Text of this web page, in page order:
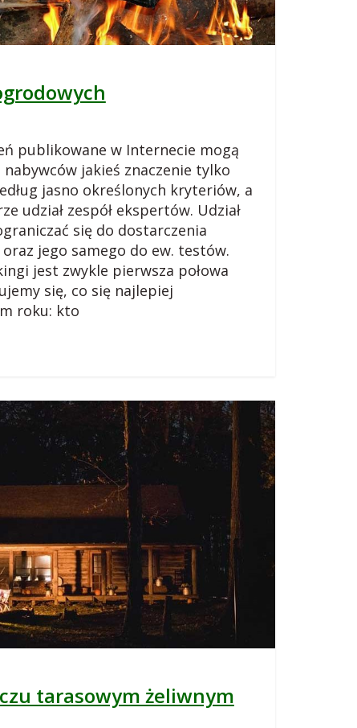
publikowane w Internecie mogą
jakieś znaczenie tylko
jasno określonych kryteriów, a
udział zespół ekspertów. Udział
się do dostarczenia
jego samego do ew. testów.
jest zwykle pierwsza połowa
się, co się najlepiej
roku: kto
tarasowym żeliwnym